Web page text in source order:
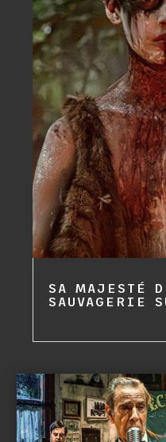
SA MAJESTÉ
SAUVAGERIE